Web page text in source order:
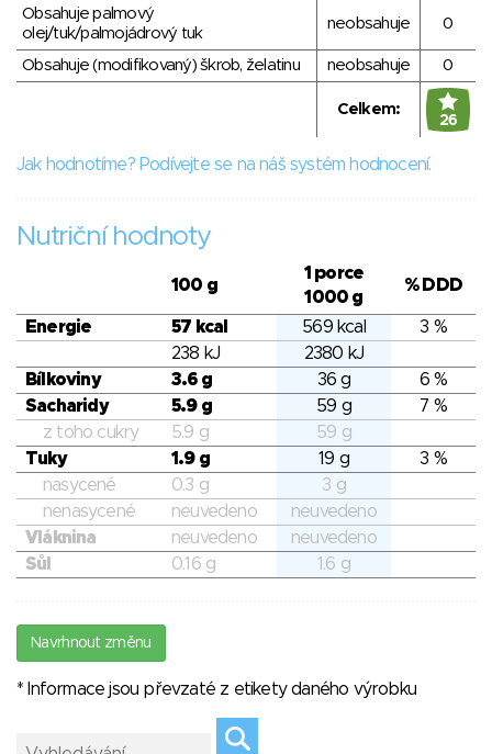
Obsahuje palmový
olej/tuk/palmojádrový tuk
neobsahuje 0
Obsahuje (modifikovaný) škrob, želatinu neobsahuje 0
Celkem:
26
Jak hodnotíme? Podívejte se na náš systém hodnocení.
Nutriční hodnoty
100 g
1 porce
1000 g
% DDD
Energie 57 kcal 569 kcal
3 %
238 kJ
2380 kJ
Bílkoviny
3.6 g 36 g
6 %
Sacharidy
5.9 g 59 g
7 %
z toho cukry
5.9 g
59 g
Tuky
1.9 g 19 g
3 %
nasycené
0.3 g
3 g
nenasycené
neuvedeno
neuvedeno
Vláknina
neuvedeno
neuvedeno
Sůl
0.16 g 1.6 g
Navrhnout změnu
* Informace jsou převzaté z etikety daného výrobku